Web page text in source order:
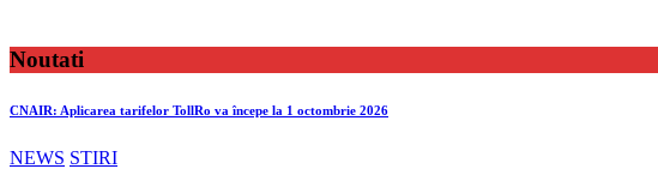
Noutati
CNAIR: Aplicarea tarifelor TollRo va începe la 1 octombrie 2026
NEWS STIRI